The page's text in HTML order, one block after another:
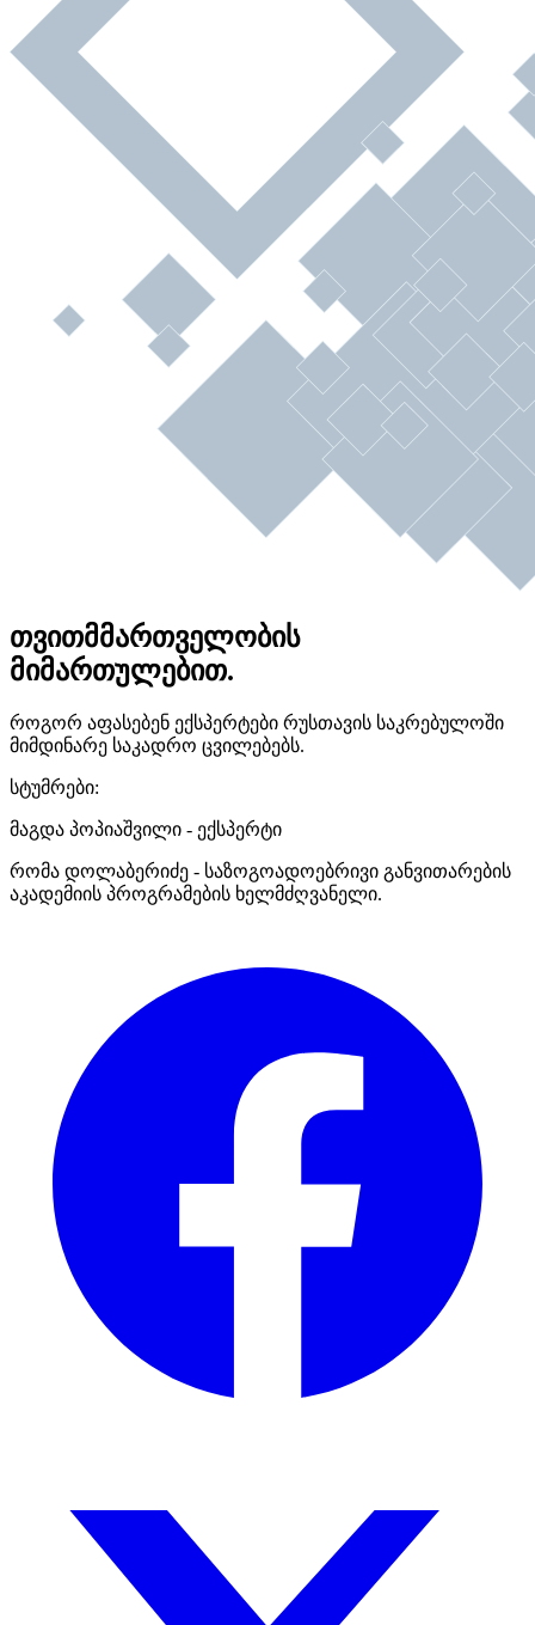
თვითმმართველობის
მიმართულებით.
როგორ აფასებენ ექსპერტები რუსთავის საკრებულოში
მიმდინარე საკადრო ცვილებებს.
სტუმრები:
მაგდა პოპიაშვილი - ექსპერტი
რომა დოლაბერიძე - საზოგოადოებრივი განვითარების
აკადემიის პროგრამების ხელმძღვანელი.